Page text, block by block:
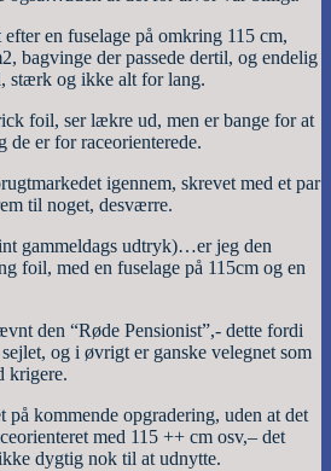
en fuselage på omkring 115 cm,
bagvinge der passede dertil, og endelig
stærk og ikke alt for lang.
foil, ser lækre ud, men er bange for at
er for raceorienterede.
igennem, skrevet med et par
til noget, desværre.
gammeldags udtryk)…er jeg den
foil, med en fuselage på 115cm og en
den “Røde Pensionist”,- dette fordi
og i øvrigt er ganske velegnet som
krigere.
på kommende opgradering, uden at det
med 115 ++ cm osv,– det
dygtig nok til at udnytte.